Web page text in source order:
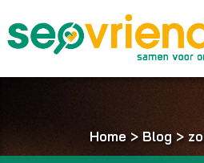
naar
inhoud
Home > Blog>